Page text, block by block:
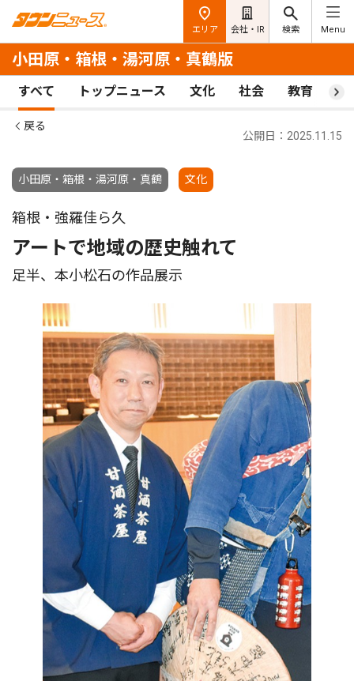
エリア 会社・IR 検索 Menu
小田原・箱根・湯河原・真鶴版
すべて トップニュース 文化 社会 教育 ス
戻る
小田原・箱根・湯河原・真鶴 文化
公開日：2025.11.15
箱根・強羅佳ら久
アートで地域の歴史触れて
足半、本小松石の作品展示